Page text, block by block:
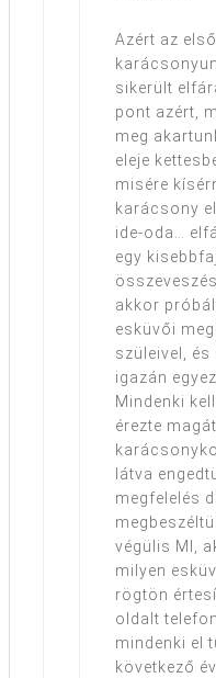
Azért az
sikerült
pont azért,
meg
eleje
misére
karácsony
ide-oda…
egy
akkor
esküvői
szüleivel,
igazán
Mindenki
érezte
látva
megfelelés
végülis MI,
milyen
rögtön
oldalt
mindenki el
következő